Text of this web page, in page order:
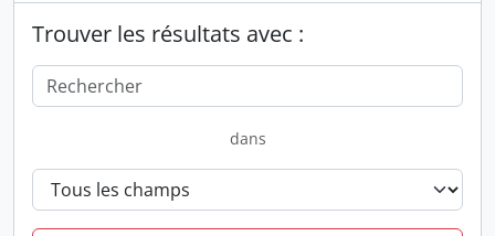
Trouver les résultats avec :
dans